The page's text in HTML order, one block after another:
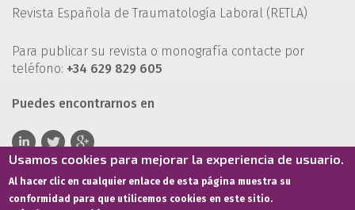
Revista Española de Traumatología Laboral (RETLA)
Para publicar su revista o monografía contacte por
teléfono: +34 629 829 605
Puedes encontrarnos en
Usamos cookies para mejorar la experiencia de usuario.
Al hacer clic en cualquier enlace de esta página muestra su
conformidad para que utilicemos cookies en este sitio.